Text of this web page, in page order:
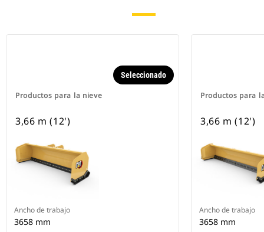
Productos para la nieve
Seleccionado
3,66 m (12')
Ancho de trabajo
3658 mm
Productos para
3,66 m (12')
Ancho de trabajo
3658 mm